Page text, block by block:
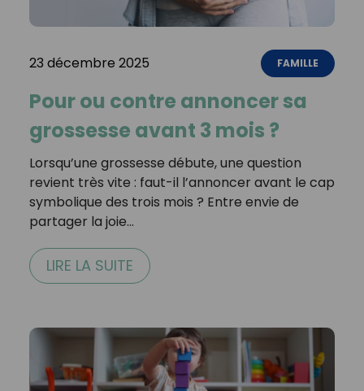
23 décembre 2025 FAMILLE
Pour ou contre annoncer sa
grossesse avant 3 mois ?
Lorsqu’une grossesse débute, une question
revient très vite : faut-il l’annoncer avant le cap
symbolique des trois mois ? Entre envie de
partager la joie…
LIRE LA SUITE